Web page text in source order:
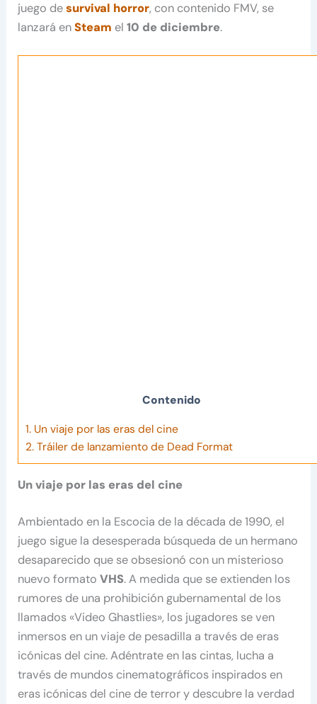
juego desurvival horror, con contenido FMV, se
lanzará enSteam el10 de diciembre.
Contenido
1. Un viaje por las eras del cine
2. Tráiler de lanzamiento de Dead Format
Un viaje por las eras del cine
Ambientado en la Escocia de la década de 1990, el
juego sigue la desesperada búsqueda de un hermano
desaparecido que se obsesionó con un misterioso
nuevo formatoVHS. A medida que se extienden los
rumores de una prohibición gubernamental de los
llamados «Video Ghastlies», los jugadores se ven
inmersos en un viaje de pesadilla a través de eras
icónicas del cine. Adéntrate en las cintas, lucha a
través de mundos cinematográficos inspirados en
eras icónicas del cine de terror y descubre la verdad